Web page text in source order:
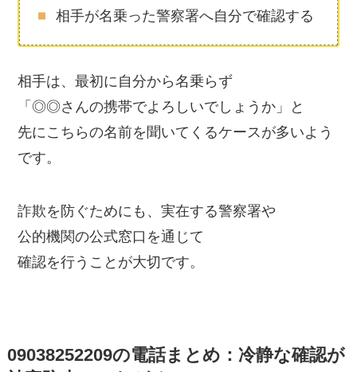
相手が名乗った警察署へ自分で確認する
相手は、最初に自分から名乗らず
「◎◎さんの携帯でよろしいでしょうか」と
先にこちらの名前を聞いてくるケースが多いよう
です。
詐欺を防ぐためにも、実在する警察署や
公的機関の公式窓口を通じて
確認を行うことが大切です。
09038252209の電話まとめ：冷静な確認が